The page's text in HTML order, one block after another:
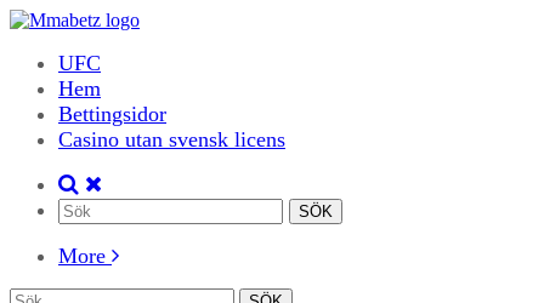
UFC
Hem
Bettingsidor
Casino utan svensk licens
More